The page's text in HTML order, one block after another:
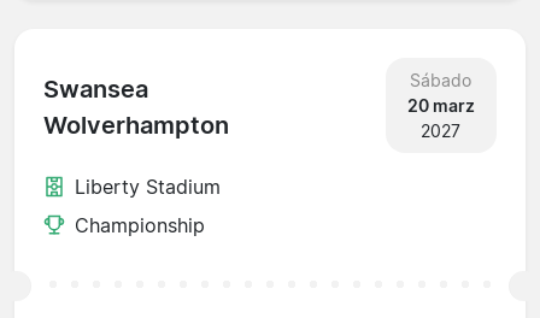
Swansea
Wolverhampton
Sábado
20 marz
2027
Liberty Stadium
Championship